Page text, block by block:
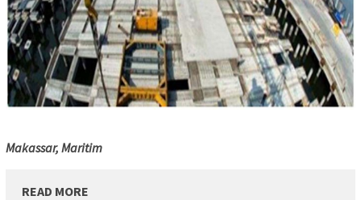
Makassar, Maritim
READ MORE